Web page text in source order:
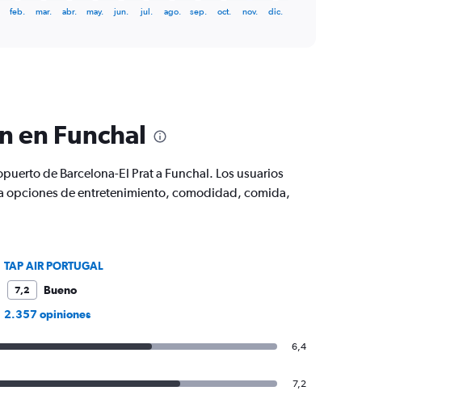
feb. mar. abr. may. jun. jul. ago. sep. oct. nov. dic.
en Funchal
de Barcelona-El Prat a Funchal. Los usuarios
opciones de entretenimiento, comodidad, comida,
TAP AIR PORTUGAL
7,2
Bueno
2.357 opiniones
6,4
7,2